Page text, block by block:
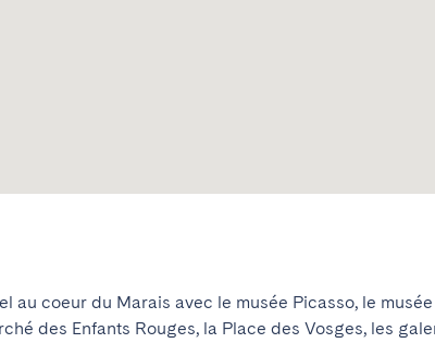
au coeur du Marais avec le musée Picasso, le
des Enfants Rouges, la Place des Vosges, les